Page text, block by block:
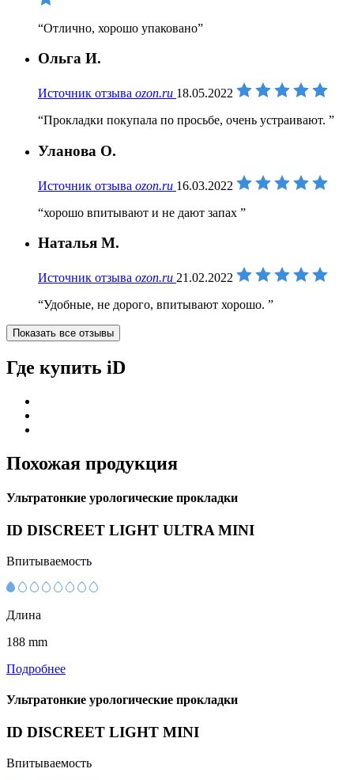
Отлично, хорошо упаковано
Ольга И.
Источник отзыва ozon.ru 18.05.2022
Прокладки покупала по просьбе, очень устраивают.
Уланова О.
Источник отзыва ozon.ru 16.03.2022
хорошо впитывают и не дают запах
Наталья М.
Источник отзыва ozon.ru 21.02.2022
Удобные, не дорого, впитывают хорошо.
Показать все отзывы
Где купить iD
Похожая продукция
Ультратонкие урологические прокладки
ID DISCREET LIGHT ULTRA MINI
Впитываемость
Длина
188 mm
Подробнее
Ультратонкие урологические прокладки
ID DISCREET LIGHT MINI
Впитываемость